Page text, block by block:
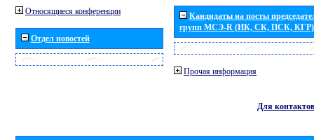
Относящиеся конференции
Отдел новостей
Кандидаты на посты
групп МСЭ-R (ИК, СК, ПСК, КГР)
Прочая информация
Для контактов